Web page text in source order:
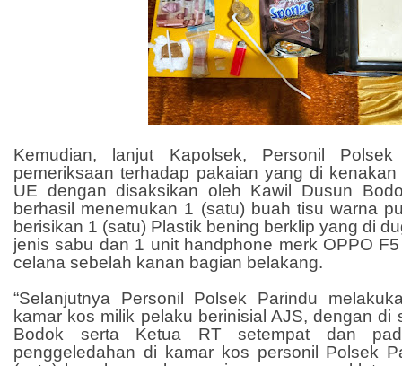
Kemudian, lanjut Kapolsek, Personil
pemeriksaan terhadap pakaian yang di
UE dengan disaksikan oleh Kawil Dusun
berhasil menemukan 1 (satu) buah tisu warna
berisikan 1 (satu) Plastik bening berklip yang di
jenis sabu dan 1 unit handphone merk OPPO
celana sebelah kanan bagian belakang.
“Selanjutnya Personil Polsek Parindu
kamar kos milik pelaku berinisial AJS, dengan di
Bodok serta Ketua RT setempat dan
penggeledahan di kamar kos personil Polsek